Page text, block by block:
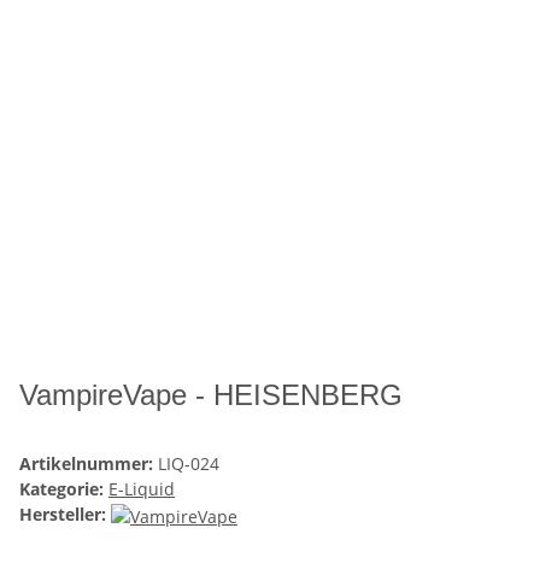
VampireVape - HEISENBERG
Artikelnummer: LIQ-024
Kategorie: E-Liquid
Hersteller: